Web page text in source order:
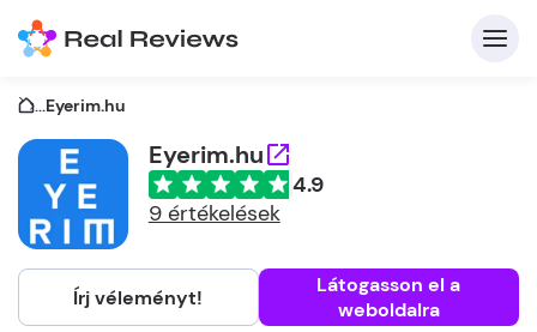
...Eyerim.hu
Eyerim.hu
4.9
9 értékelések
Írj véleményt!
Látogasson el a
weboldalra